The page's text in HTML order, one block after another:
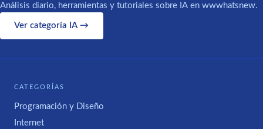
Análisis diario, herramientas y tutoriales sobre IA en wwwhatsnew.
Ver categoría IA →
CATEGORÍAS
Programación y Diseño
Internet